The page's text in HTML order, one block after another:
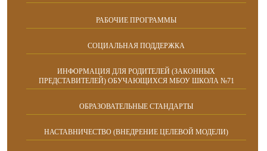
РАБОЧИЕ ПРОГРАММЫ
СОЦИАЛЬНАЯ ПОДДЕРЖКА
ИНФОРМАЦИЯ ДЛЯ РОДИТЕЛЕЙ (ЗАКОННЫХ
ПРЕДСТАВИТЕЛЕЙ) ОБУЧАЮЩИХСЯ МБОУ ШКОЛА №71
ОБРАЗОВАТЕЛЬНЫЕ СТАНДАРТЫ
НАСТАВНИЧЕСТВО (ВНЕДРЕНИЕ ЦЕЛЕВОЙ МОДЕЛИ)